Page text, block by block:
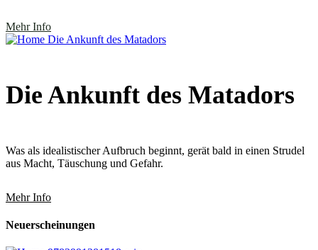
Mehr Info
Die Ankunft des Matadors
Was als idealistischer Aufbruch beginnt, gerät bald in einen Strudel
aus Macht, Täuschung und Gefahr.
Mehr Info
Neuerscheinungen